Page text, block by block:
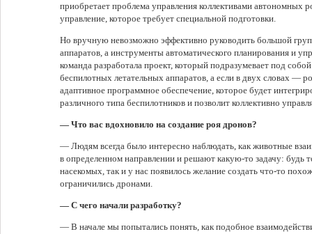
приобретает проблема управления коллективами автономных
управление, которое требует специальной подготовки.
Но вручную невозможно эффективно руководить большой
аппаратов, а инструменты автоматического планирования и
команда разработала проект, который подразумевает под
беспилотных летательных аппаратов, а если в двух словах —
адаптивное программное обеспечение, которое будет
различного типа беспилотников и позволит коллективно
— Что вас вдохновило на создание роя дронов?
— Людям всегда было интересно наблюдать, как животные
в определенном направлении и решают какую-то задачу: будь
насекомых, так и у нас появилось желание создать что-то
ограничились дронами.
— С чего начали разработку?
— В начале мы попытались понять, как подобное